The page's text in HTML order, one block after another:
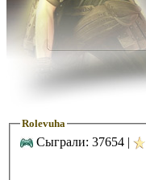
Rolevuha
Сыграли: 37654 |